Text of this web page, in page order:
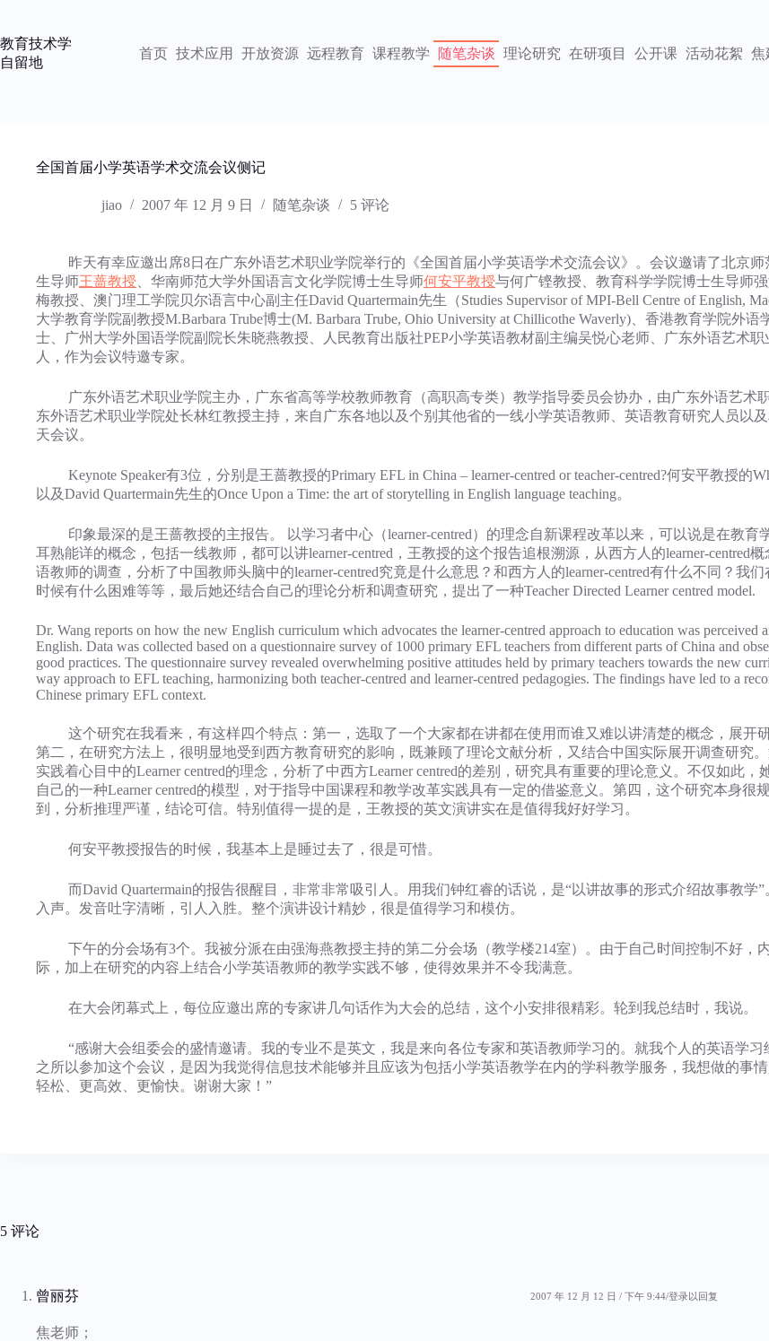
内
容
教育技术学
自留地
首页 技术应用 开放资源 远程教育 课程教学 随笔杂谈 理论研究 在研项目 公开课 活动花絮 焦
全国首届小学英语学术交流会议侧记
jiao 2007 年 12 月 9 日 随笔杂谈 5 评论
昨天有幸应邀出席8日在广东外语艺术职业学院举行的《全国首届小学英语学术交流会议》。会议邀请了北京师
生导师王蔷教授 、华南师范大学外国语言文化学院博士生导师何安平教授与何广铿教授、教育科学学院博士生导师
梅教授、澳门理工学院贝尔语言中心副主任David Quartermain先生（Studies Supervisor of MPI-Bell Centre of English,
大学教育学院副教授M.Barbara Trube博士(M. Barbara Trube, Ohio University at Chillicothe Waverly)、香港教育学院外
士、广州大学外国语学院副院长朱晓燕教授、人民教育出版社PEP小学英语教材副主编吴悦心老师、广东外语艺术
人，作为会议特邀专家。
广东外语艺术职业学院主办，广东省高等学校教师教育（高职高专类）教学指导委员会协办，由广东外语艺术
东外语艺术职业学院处长林红教授主持，来自广东各地以及个别其他省的一线小学英语教师、英语教育研究人员以
天会议。
Keynote Speaker有3位，分别是王蔷教授的Primary EFL in China – learner-centred or teacher-centred?何安平教授的
以及David Quartermain先生的Once Upon a Time: the art of storytelling in English language teaching。
印象最深的是王蔷教授的主报告。 以学习者中心（learner-centred）的理念自新课程改革以来，可以说是在教育
耳熟能详的概念，包括一线教师，都可以讲learner-centred，王教授的这个报告追根溯源，从西方人的learner-centred
语教师的调查，分析了中国教师头脑中的learner-centred究竟是什么意思？和西方人的learner-centred有什么不同？我
时候有什么困难等等，最后她还结合自己的理论分析和调查研究，提出了一种Teacher Directed Learner centred model.
Dr. Wang reports on how the new English curriculum which advocates the learner-centred approach to education was perceived
English. Data was collected based on a questionnaire survey of 1000 primary EFL teachers from different parts of China and
good practices. The questionnaire survey revealed overwhelming positive attitudes held by primary teachers towards the new
way approach to EFL teaching, harmonizing both teacher-centred and learner-centred pedagogies. The findings have led to a
Chinese primary EFL context.
这个研究在我看来，有这样四个特点：第一，选取了一个大家都在讲都在使用而谁又难以讲清楚的概念，展开研
第二，在研究方法上，很明显地受到西方教育研究的影响，既兼顾了理论文献分析，又结合中国实际展开调查研究
实践着心目中的Learner centred的理念，分析了中西方Learner centred的差别，研究具有重要的理论意义。不仅如此
自己的一种Learner centred的模型，对于指导中国课程和教学改革实践具有一定的借鉴意义。第四，这个研究本身
到，分析推理严谨，结论可信。特别值得一提的是，王教授的英文演讲实在是值得我好好学习。
何安平教授报告的时候，我基本上是睡过去了，很是可惜。
而David Quartermain的报告很醒目，非常非常吸引人。用我们钟红睿的话说，是“以讲故事的形式介绍故事教学”
入声。发音吐字清晰，引人入胜。整个演讲设计精妙，很是值得学习和模仿。
下午的分会场有3个。我被分派在由强海燕教授主持的第二分会场（教学楼214室）。由于自己时间控制不好，
际，加上在研究的内容上结合小学英语教师的教学实践不够，使得效果并不令我满意。
在大会闭幕式上，每位应邀出席的专家讲几句话作为大会的总结，这个小安排很精彩。轮到我总结时，我说。
“感谢大会组委会的盛情邀请。我的专业不是英文，我是来向各位专家和英语教师学习的。就我个人的英语学习
之所以参加这个会议，是因为我觉得信息技术能够并且应该为包括小学英语教学在内的学科教学服务，我想做的事
轻松、更高效、更愉快。谢谢大家！”
5 评论
曾丽芬 2007 年 12 月 12 日 / 下午 9:44 登录以回复
焦老师；